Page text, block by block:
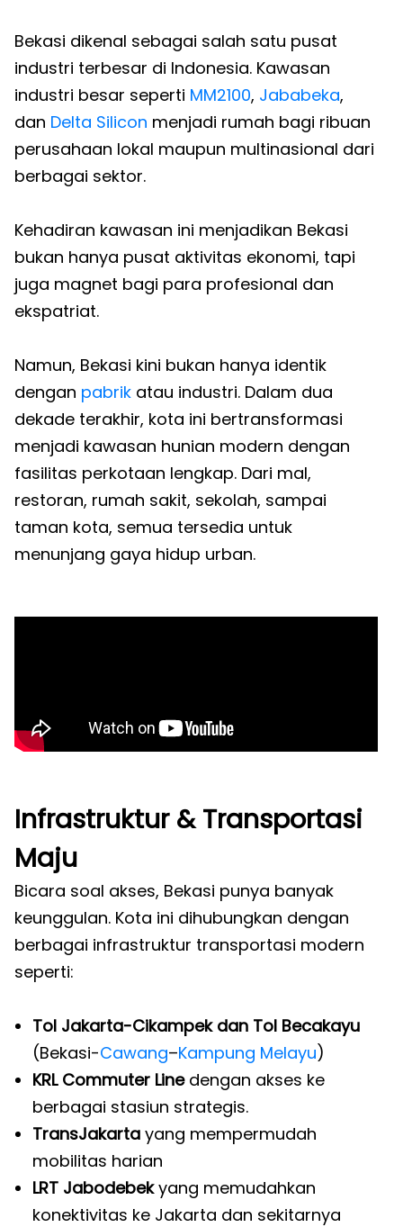
Bekasi dikenal sebagai salah satu pusat
industri terbesar di Indonesia. Kawasan
industri besar seperti MM2100, Jababeka,
dan Delta Silicon menjadi rumah bagi ribuan
perusahaan lokal maupun multinasional dari
berbagai sektor.
Kehadiran kawasan ini menjadikan Bekasi
bukan hanya pusat aktivitas ekonomi, tapi
juga magnet bagi para profesional dan
ekspatriat.
Namun, Bekasi kini bukan hanya identik
dengan pabrik atau industri. Dalam dua
dekade terakhir, kota ini bertransformasi
menjadi kawasan hunian modern dengan
fasilitas perkotaan lengkap. Dari mal,
restoran, rumah sakit, sekolah, sampai
taman kota, semua tersedia untuk
menunjang gaya hidup urban.
Infrastruktur & Transportasi
Maju
Bicara soal akses, Bekasi punya banyak
keunggulan. Kota ini dihubungkan dengan
berbagai infrastruktur transportasi modern
seperti:
Tol Jakarta-Cikampek dan Tol Becakayu
(Bekasi-Cawang–Kampung Melayu)
KRL Commuter Linedengan akses ke
berbagai stasiun strategis.
TransJakarta yang mempermudah
mobilitas harian
LRT Jabodebekyang memudahkan
konektivitas ke Jakarta dan sekitarnya